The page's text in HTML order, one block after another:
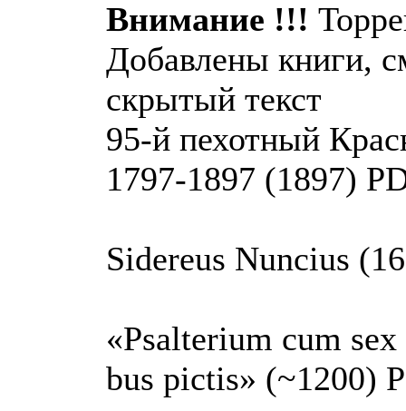
Внимание !!!
Добавлены книги,
скрытый текст
95-й пехотный
1797-1897 (1897)
Sidereus Nuncius
«Psalterium cum
bus pictis» (~1200)